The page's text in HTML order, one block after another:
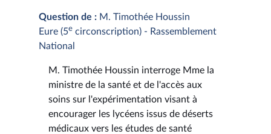
Question de : M. Timothée Houssin
Eure (5e circonscription) - Rassemblement
National
M. Timothée Houssin interroge Mme la
ministre de la santé et de l'accès aux
soins sur l'expérimentation visant à
encourager les lycéens issus de déserts
médicaux vers les études de santé